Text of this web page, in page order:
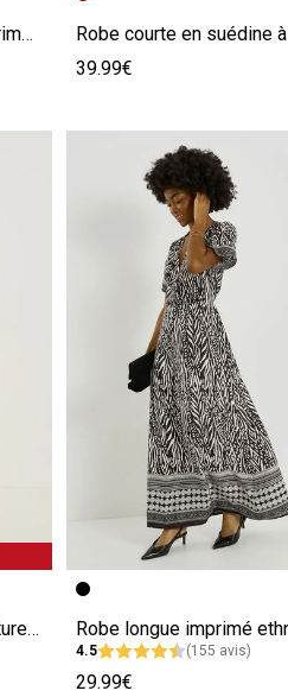
Robe longue bohème à imprimé bandana
Robe courte en suédine
39.99€
Robe longue imprimée ceinture à nouer
Image précédente
Image suivante
Robe longue imprimé
4.5 (155 avis)
29.99€